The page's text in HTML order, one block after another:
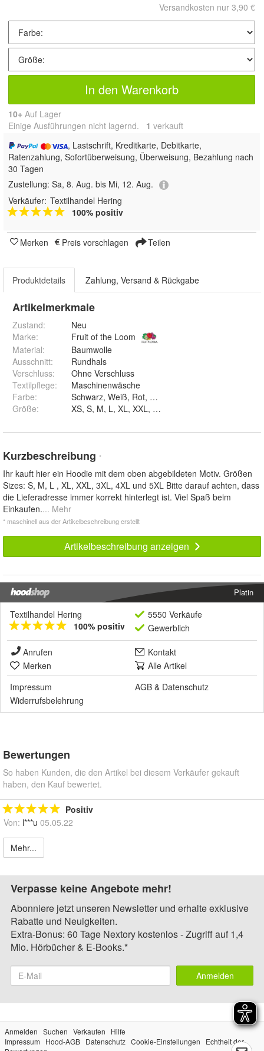
Versandkosten nur 3,90 €
In den Warenkorb
10+ Auf Lager
Einige Ausführungen nicht lagernd. 1 verkauft
, Lastschrift, Kreditkarte, Debitkarte,
Ratenzahlung, Sofortüberweisung, Überweisung, Bezahlung nach
30 Tagen
Zustellung: Sa, 8. Aug. bis Mi, 12. Aug.
Verkäufer: Textilhandel Hering
100% positiv
Merken Preis vorschlagen Teilen
Produktdetails Zahlung, Versand & Rückgabe
Artikelmerkmale
Zustand:
Neu
Marke:
Fruit of the Loom
Material:
Baumwolle
Ausschnitt:
Rundhals
Verschluss:
Ohne Verschluss
Textilpflege:
Maschinenwäsche
Farbe:
Größe:
Kurzbeschreibung *
Ihr kauft hier ein Hoodie mit dem oben abgebildeten Motiv. Größen
Sizes: S, M, L , XL, XXL, 3XL, 4XL und 5XL Bitte darauf achten, dass
die Lieferadresse immer korrekt hinterlegt ist. Viel Spaß beim
Einkaufen.... Mehr
* maschinell aus der Artikelbeschreibung erstellt
Artikelbeschreibung anzeigen
Platin
Textilhandel Hering
100% positiv
5550 Verkäufe
Gewerblich
Anrufen
Kontakt
Merken
Alle Artikel
Impressum
AGB & Datenschutz
Widerrufsbelehrung
Bewertungen
So haben Kunden, die den Artikel bei diesem Verkäufer gekauft
haben, den Kauf bewertet.
Positiv
Von: l***u 05.05.22
Mehr...
Verpasse keine Angebote mehr!
Abonniere jetzt unseren Newsletter und erhalte exklusive
Rabatte und Neuigkeiten.
Extra-Bonus: 60 Tage Nextory kostenlos - Zugriff auf 1,4
Mio. Hörbücher & E-Books.*
Anmelden
Anmelden Suchen Verkaufen
Hilfe
Impressum
Hood-AGB Datenschutz Cookie-Einstellungen
Echtheit der